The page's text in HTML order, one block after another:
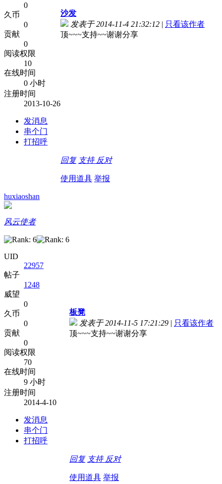
0
久币
0
贡献
0
阅读权限
10
在线时间
0 小时
注册时间
2013-10-26
发消息
串个门
打招呼
沙发
发表于 2014-11-4 21:32:12 | 只看该作者
顶~~~支持~~谢谢分享
回复 支持 反对
使用道具 举报
huxiaoshan
风云使者
UID
22957
帖子
1248
威望
0
久币
0
贡献
0
阅读权限
70
在线时间
9 小时
注册时间
2014-4-10
发消息
串个门
打招呼
板凳
发表于 2014-11-5 17:21:29 | 只看该作者
顶~~~支持~~谢谢分享
回复 支持 反对
使用道具 举报